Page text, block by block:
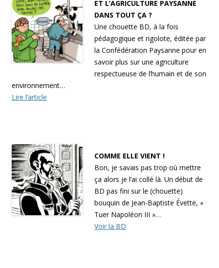
ET L’AGRICULTURE PAYSANNE
DANS TOUT ÇA ?
Une chouette BD, à la fois
pédagogique et rigolote, éditée par
la Confédération Paysanne pour en
savoir plus sur une agriculture
respectueuse de l’humain et de son
environnement…
Lire l’article
COMME ELLE VIENT !
Bon, je savais pas trop où mettre
ça alors je l’ai collé là. Un début de
BD pas fini sur le (chouette)
bouquin de Jean-Baptiste Évette, «
Tuer Napoléon III »…
Voir la BD